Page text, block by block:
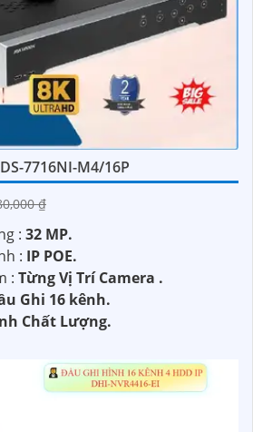
7716NI-M4/16P
₫
: 32 MP.
: IP POE.
: Từng Vị Trí Camera .
Ghi 16 kênh.
Chất Lượng.